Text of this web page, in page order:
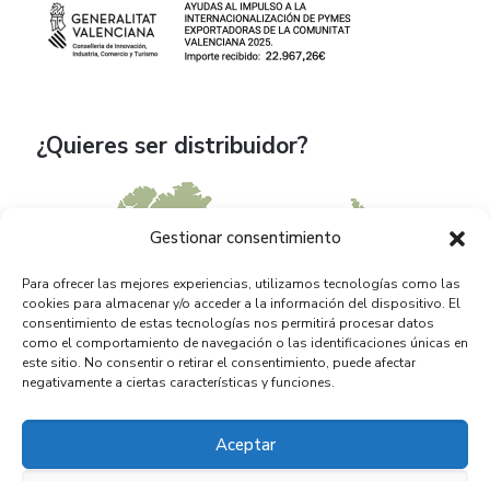
Gestionar consentimiento
Para ofrecer las mejores experiencias, utilizamos tecnologías como las
cookies para almacenar y/o acceder a la información del dispositivo. El
consentimiento de estas tecnologías nos permitirá procesar datos
como el comportamiento de navegación o las identificaciones únicas en
este sitio. No consentir o retirar el consentimiento, puede afectar
negativamente a ciertas características y funciones.
Aceptar
¿Quieres ser distribuidor?